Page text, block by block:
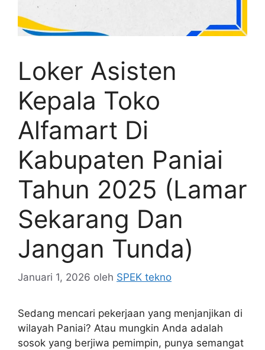
Loker Asisten
Kepala Toko
Alfamart Di
Kabupaten Paniai
Tahun 2025 (Lamar
Sekarang Dan
Jangan Tunda)
Januari 1, 2026 oleh SPEK tekno
Sedang mencari pekerjaan yang menjanjikan di
wilayah Paniai? Atau mungkin Anda adalah
sosok yang berjiwa pemimpin, punya semangat